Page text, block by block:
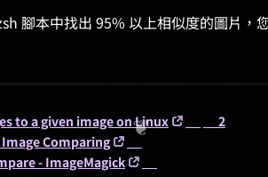
腳本中找出 95% 以上相似度的圖片，
to a given image on Linux
↩2
Comparing
- ImageMagick